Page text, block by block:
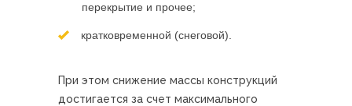
перекрытие и прочее;
кратковременной (снеговой).
При этом снижение массы конструкций
достигается за счет максимального